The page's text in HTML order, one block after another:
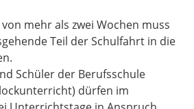
mehr als zwei Wochen muss
Teil der Schulfahrt in die
Schüler der Berufsschule
dürfen im